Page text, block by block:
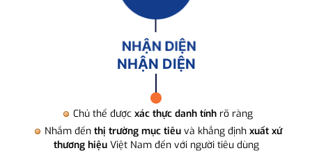
NHẬN DIỆN
Chủ thể được xác thực danh tính rõ ràng
Nhắm đến thị trường mục tiêuvà khẳng định xuất xứ
thương hiệuViệt Nam đến với người tiêu dùng